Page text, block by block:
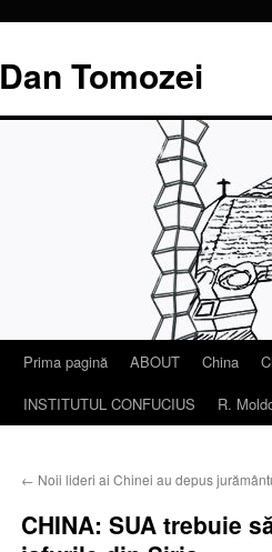
Dan Tomozei
SariPrima pagină ABOUT China
INSTITUTUL CONFUCIUS
R.
← Noii lideri ai Chinei au depus
CHINA: SUA trebuie